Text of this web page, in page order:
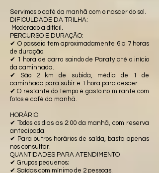
Servimos o café da manhã com o nascer do sol.
DIFICULDADE DA TRILHA:
Moderado a difícil.
​PERCURSO E DURAÇÃO:
✔ O passeio tem aproximadamente 6 a 7 horas
de duração.
✔ 1 hora de carro saindo de Paraty até o início
da caminhada.
✔ São 2 km de subida, média de 1 de
caminhada para subir e 1 hora para descer.
✔ O restante do tempo é gasto no mirante com
fotos e café da manhã.
HORÁRIO:
✔ Todos os dias as 2:00 da manhã, com reserva
antecipada.
✔ Para outros horários de saída, basta apenas
nos consultar.
QUANTIDADES PARA ATENDIMENTO
✔ Grupos pequenos;
✔ Saídas com mínimo de 2 pessoas.